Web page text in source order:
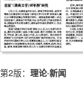
第2版： 理论·新闻